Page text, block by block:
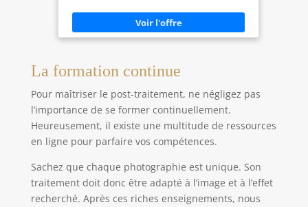
NOUVEAUTÉ - Restaurez vos photos avec l’IA.
Redonnez de l’éclat à d’anciennes images en
éliminant les rayures, les plis et les traces d’usure.
OPTIMISATION Faites disparaître n’importe quel
Supprimer optimisé par l’IA, détectez
automatiquement les personnes à l’arrière-plan
facilité. NOUVEAUTÉ - Accédez facilement aux
modèles Adobe Express gratuits. Donnez une
nouvelle dimension à vos photos grâce à des
milliers de modèles gratuits pour les réseaux
sociaux, les vidéos, les affiches, etc.
La formation continue
Pour maîtriser le post-traitement, ne négligez pas
l’importance de se former continuellement.
Heureusement, il existe une multitude de ressources
en ligne pour parfaire vos compétences.
Sachez que chaque photographie est unique. Son
traitement doit donc être adapté à l’image et à l’effet
recherché. Après ces riches enseignements, nous